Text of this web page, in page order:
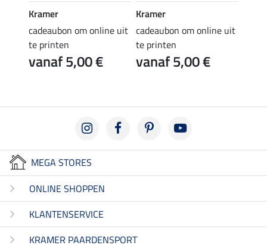
Kramer
cadeaubon om online uit
te printen
vanaf 5,00 €
Kramer
cadeaubon om online uit
te printen
vanaf 5,00 €
MEGA STORES
ONLINE SHOPPEN
KLANTENSERVICE
KRAMER PAARDENSPORT